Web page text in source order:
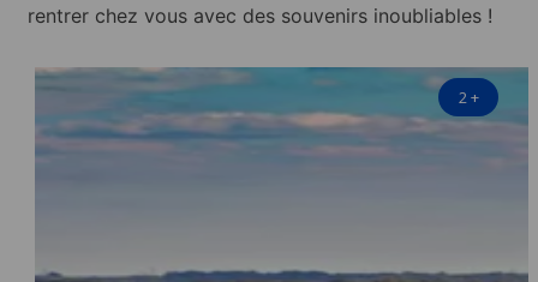
rentrer chez vous avec des souvenirs inoubliables !
2+